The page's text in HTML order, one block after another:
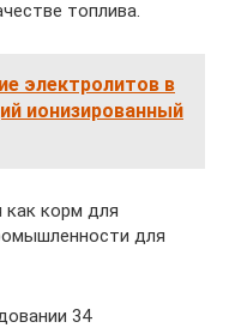
топлива.
электролитов в
ионизированный
как корм для
для
34